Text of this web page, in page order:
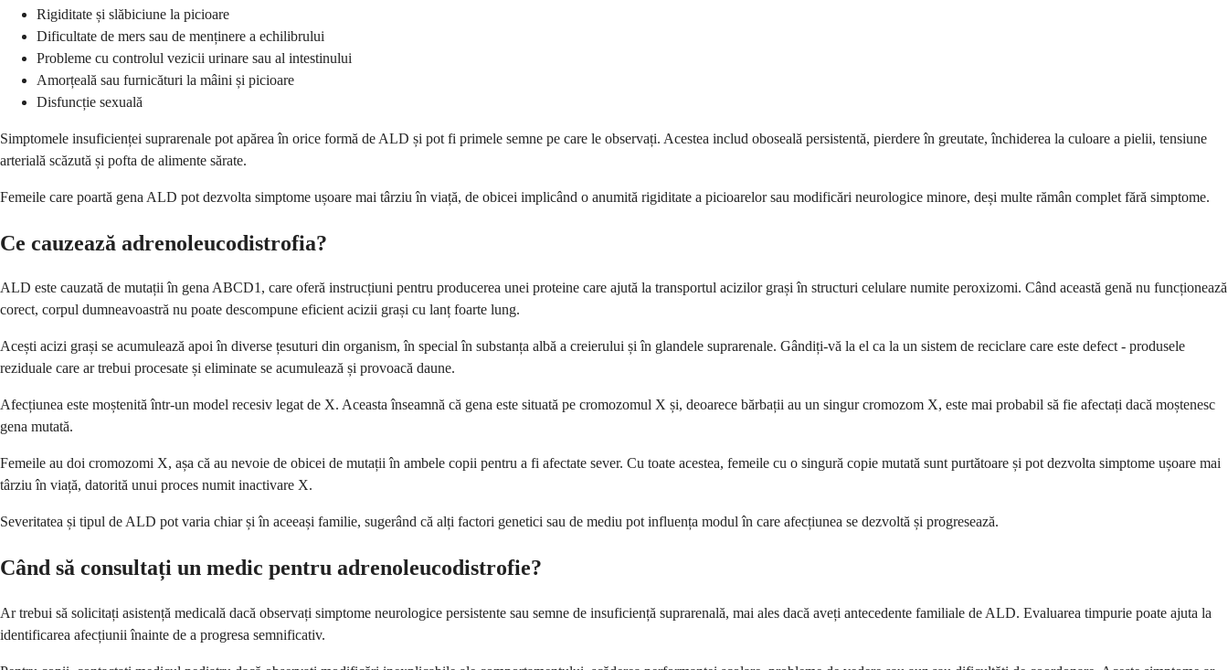
Rigiditate și slăbiciune la picioare
Dificultate de mers sau de menținere a echilibrului
Probleme cu controlul vezicii urinare sau al intestinului
Amorțeală sau furnicături la mâini și picioare
Disfuncție sexuală
Simptomele insuficienței suprarenale pot apărea în orice formă de ALD și pot fi primele semne pe care le observați. Acestea includ oboseală persistentă, pierdere în greutate, închiderea la culoare a pielii, tensiune
arterială scăzută și pofta de alimente sărate.
Femeile care poartă gena ALD pot dezvolta simptome ușoare mai târziu în viață, de obicei implicând o anumită rigiditate a picioarelor sau modificări neurologice minore, deși multe rămân complet fără simptome.
Ce cauzează adrenoleucodistrofia?
ALD este cauzată de mutații în gena ABCD1, care oferă instrucțiuni pentru producerea unei proteine care ajută la transportul acizilor grași în structuri celulare numite peroxizomi. Când această genă nu funcționează
corect, corpul dumneavoastră nu poate descompune eficient acizii grași cu lanț foarte lung.
Acești acizi grași se acumulează apoi în diverse țesuturi din organism, în special în substanța albă a creierului și în glandele suprarenale. Gândiți-vă la el ca la un sistem de reciclare care este defect - produsele
reziduale care ar trebui procesate și eliminate se acumulează și provoacă daune.
Afecțiunea este moștenită într-un model recesiv legat de X. Aceasta înseamnă că gena este situată pe cromozomul X și, deoarece bărbații au un singur cromozom X, este mai probabil să fie afectați dacă moștenesc
gena mutată.
Femeile au doi cromozomi X, așa că au nevoie de obicei de mutații în ambele copii pentru a fi afectate sever. Cu toate acestea, femeile cu o singură copie mutată sunt purtătoare și pot dezvolta simptome ușoare mai
târziu în viață, datorită unui proces numit inactivare X.
Severitatea și tipul de ALD pot varia chiar și în aceeași familie, sugerând că alți factori genetici sau de mediu pot influența modul în care afecțiunea se dezvoltă și progresează.
Când să consultați un medic pentru adrenoleucodistrofie?
Ar trebui să solicitați asistență medicală dacă observați simptome neurologice persistente sau semne de insuficiență suprarenală, mai ales dacă aveți antecedente familiale de ALD. Evaluarea timpurie poate ajuta la
identificarea afecțiunii înainte de a progresa semnificativ.